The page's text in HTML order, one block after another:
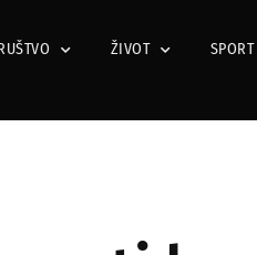
ŽIVOT SPORT